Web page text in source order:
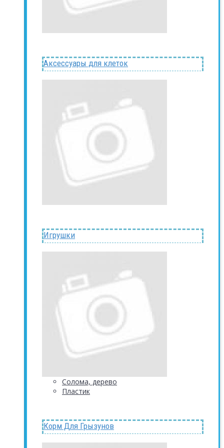
Аксессуары для клеток
Игрушки
Солома, дерево
Пластик
Корм Для Грызунов